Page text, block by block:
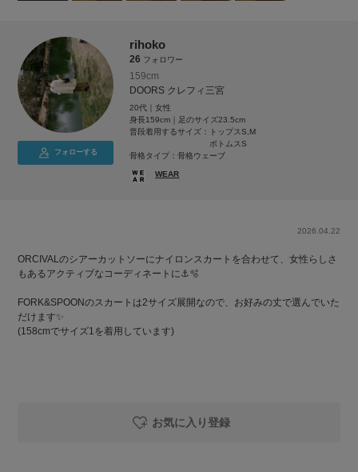
フォローする
rihoko
26 フォロワー
159cm
DOORS クレフィ三宮
20代｜女性
身長159cm｜足のサイズ23.5cm
普段着用するサイズ：
トップスS,M
ボトムスS
骨格タイプ：骨格ウェーブ
WEAR
2026.04.22
ORCIVALのシアーカットソーにナイロンスカートを合わせて、女性らしさ
もあるアクティブなコーディネートに⚓️🫧
FORK&SPOONのスカートは2サイズ展開なので、お好みの丈で選んでいた
だけます✨
(158cmでサイズ1を着用しています)
お気に入り登録